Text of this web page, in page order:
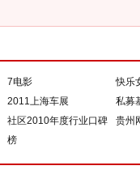
7电影
快乐
2011上海车展
私募
社区2010年度行业口碑
榜
贵州